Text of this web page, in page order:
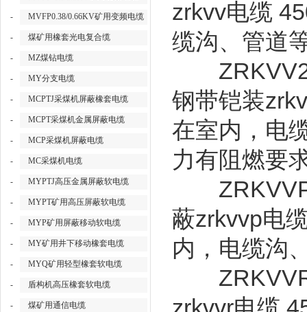
- MVFP0.38/0.66KV矿用变频电缆
- 煤矿用橡套光电复合缆
- MZ煤钻电缆
- MY分支电缆
- MCPTJ采煤机屏蔽橡套电缆
- MCPT采煤机金属屏蔽电缆
- MCP采煤机屏蔽电缆
- MC采煤机电缆
- MYPTJ高压金属屏蔽软电缆
- MYPT矿用高压屏蔽软电缆
- MYP矿用屏蔽移动软电缆
- MY矿用井下移动橡套电缆
- MYQ矿用轻型橡套软电缆
- 盾构机高压橡套软电缆
- 煤矿用通信电缆
zrkvv电缆
缆沟、管道
钢带铠装
在室内，电
力有阻燃要
蔽zrkvvp电
内，电缆沟